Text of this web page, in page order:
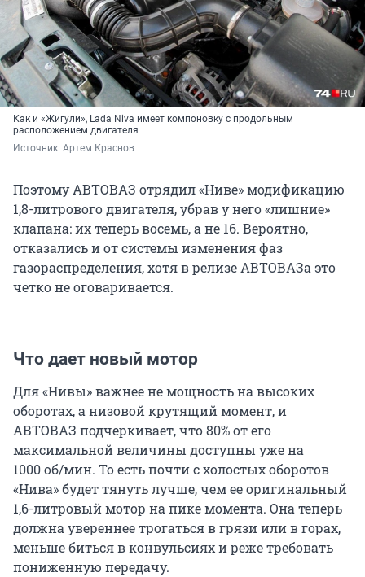
Как и «Жигули», Lada Niva имеет компоновку с продольным
расположением двигателя
Источник: Артем Краснов
Поэтому АВТОВАЗ отрядил «Ниве» модификацию
1,8-литрового двигателя, убрав у него «лишние»
клапана: их теперь восемь, а не 16. Вероятно,
отказались и от системы изменения фаз
газораспределения, хотя в релизе АВТОВАЗа это
четко не оговаривается.
Что дает новый мотор
Для «Нивы» важнее не мощность на высоких
оборотах, а низовой крутящий момент, и
АВТОВАЗ подчеркивает, что 80% от его
максимальной величины доступны уже на
1000 об/мин. То есть почти с холостых оборотов
«Нива» будет тянуть лучше, чем ее оригинальный
1,6-литровый мотор на пике момента. Она теперь
должна увереннее трогаться в грязи или в горах,
меньше биться в конвульсиях и реже требовать
пониженную передачу.